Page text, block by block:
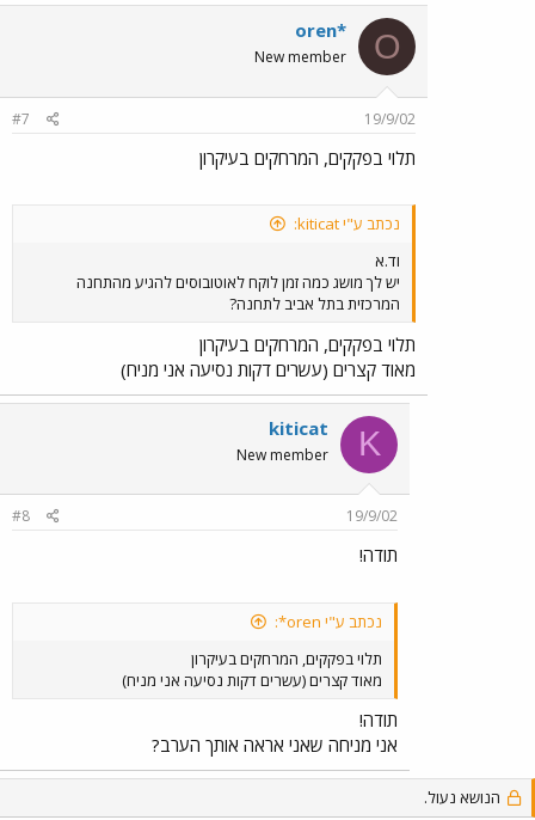
O
oren*
New member
19/9/02
#7
תלוי בפקקים, המרחקים בעיקרון
נכתב ע"י kiticat:
וד.א
יש לך מושג כמה זמן לוקח לאוטובוסים להגיע מהתחנה
המרכזית בתל אביב לתחנה?
תלוי בפקקים, המרחקים בעיקרון
מאוד קצרים (עשרים דקות נסיעה אני מניח)
K
kiticat
New member
19/9/02
#8
תודה!
נכתב ע"י oren*:
תלוי בפקקים, המרחקים בעיקרון
מאוד קצרים (עשרים דקות נסיעה אני מניח)
תודה!
אני מניחה שאני אראה אותך הערב?
הנושא נעול.